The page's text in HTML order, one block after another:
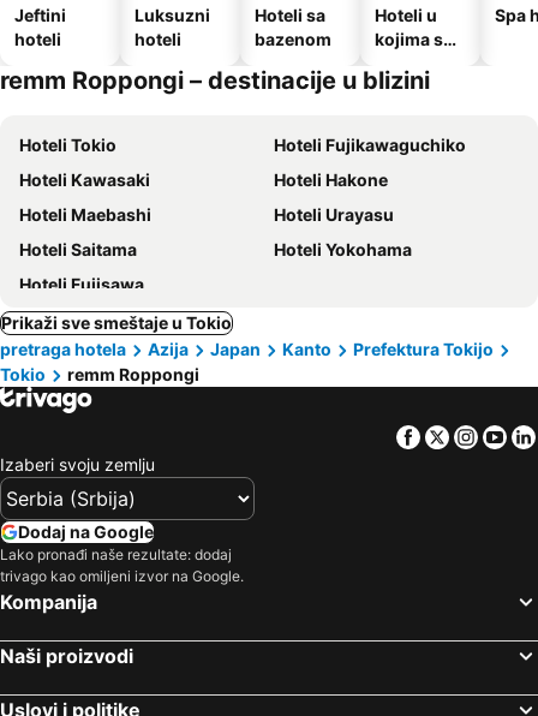
Jeftini
hoteli
Luksuzni
hoteli
Hoteli sa
bazenom
Hoteli u
kojima su
kućni
Spa
remm Roppongi – destinacije u blizini
Hoteli Tokio
Hoteli Fujikawaguchiko
Hoteli Kawasaki
Hoteli Hakone
Hoteli Maebashi
Hoteli Urayasu
Hoteli Saitama
Hoteli Yokohama
Hoteli Fujisawa
Prikaži sve smeštaje u Tokio
pretraga hotela
Azija Japan Kanto
Prefektura Tokijo
Tokio
remm Roppongi
Facebook
Twitter
Izaberi svoju zemlju
Dodaj na Google
Lako pronađi naše rezultate: dodaj
trivago kao omiljeni izvor na Google.
Kompanija
Naši proizvodi
Uslovi i politike